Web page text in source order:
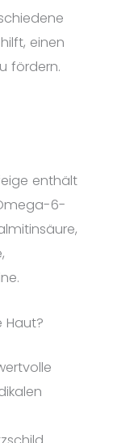
einen
fördern.
enthält
6-
Haut?